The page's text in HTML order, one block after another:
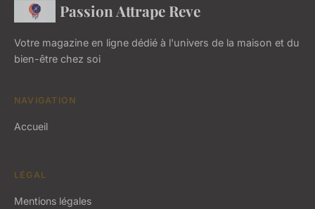
Passion Attrape Reve
Votre magazine en ligne dédié à l'univers de la maison et du
bien-être chez soi
NAVIGATION
Accueil
LÉGAL
Mentions légales